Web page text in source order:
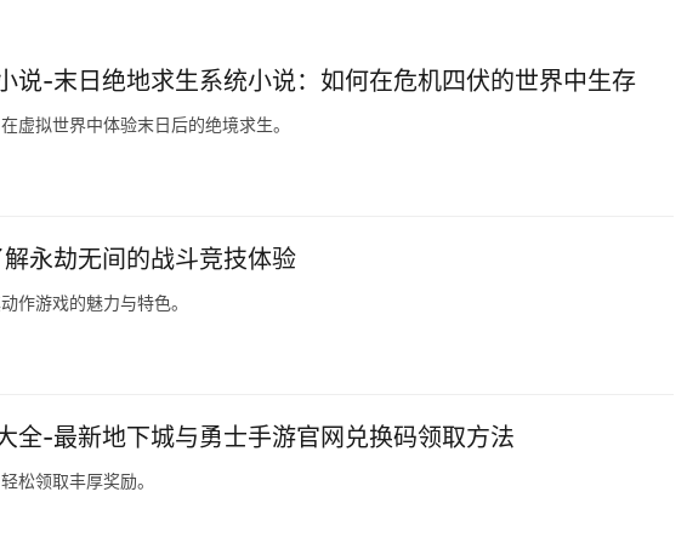
说-末日绝地求生系统小说：如何在危机四伏的世界中生存
虚拟世界中体验末日后的绝境求生。
永劫无间的战斗竞技体验
作游戏的魅力与特色。
全-最新地下城与勇士手游官网兑换码领取方法
松领取丰厚奖励。